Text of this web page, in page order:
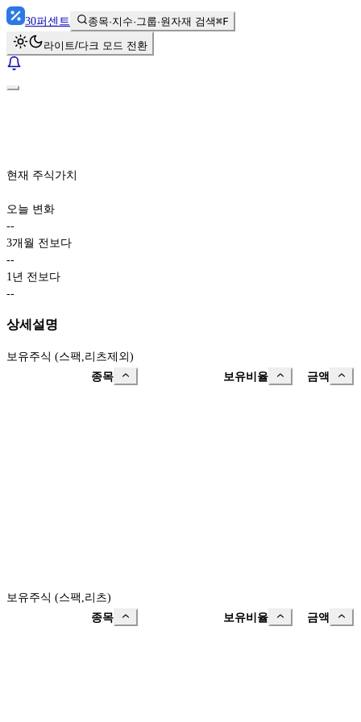
30퍼센트 종목·지수·그룹·원자재 검색⌘F
라이트/다크 모드 전환
현재 주식가치
오늘 변화
--
3개월 전보다
--
1년 전보다
--
상세설명
보유주식 (스팩,리츠제외)
종목
보유비율 금액
보유주식 (스팩,리츠)
종목
보유비율 금액